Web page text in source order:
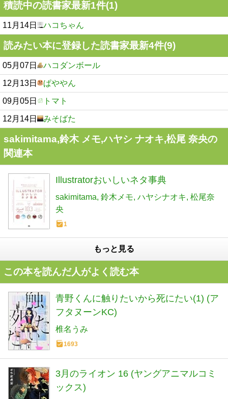
積読中の読書家最新1件(1)
11月14日 ハコちゃん
読みたい本に登録した読書家最新4件(9)
05月07日 ハコダンボール
12月13日 ぱややん
09月05日 トマト
12月14日 みそばた
sakimitama,鈴木 メモ,ハヤシ ナオキ,松尾 奈央の
関連本
Illustratorおいしいネタ事典
sakimitama 鈴木メモ ハヤシナオキ 松尾奈
央
1
もっと見る
この本を読んだ人がよく読む本
青野くんに触りたいから死にたい(1) (ア
フタヌーンKC)
椎名うみ
1693
3月のライオン 16 (ヤングアニマルコミ
ックス)